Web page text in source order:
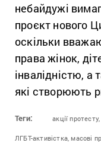
небайдужі
проєкт нового
оскільки
права жінок,
інвалідністю, а
які створюють
Теги: акції протесту,
ЛГБТ-активістка, масові